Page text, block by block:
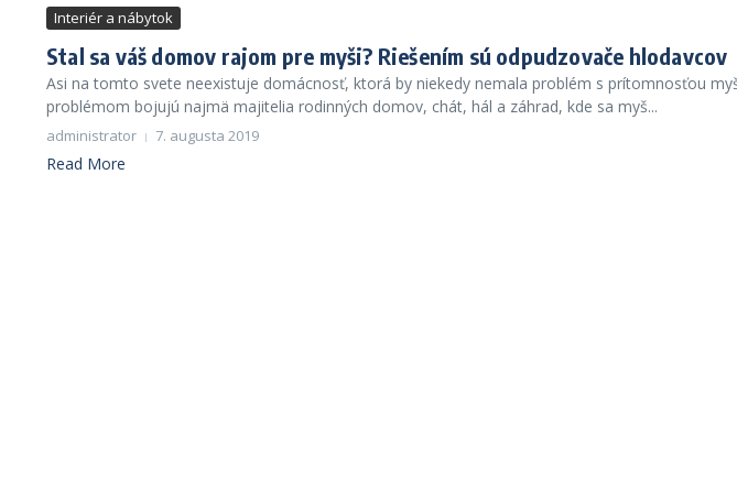
Interiér a nábytok
Stal sa váš domov rajom pre myši? Riešením sú odpudzovače hlodavcov
Asi na tomto svete neexistuje domácnosť, ktorá by niekedy nemala problém s prítomnosťou
problémom bojujú najmä majitelia rodinných domov, chát, hál a záhrad, kde sa myš...
administrator 7. augusta 2019
Read More